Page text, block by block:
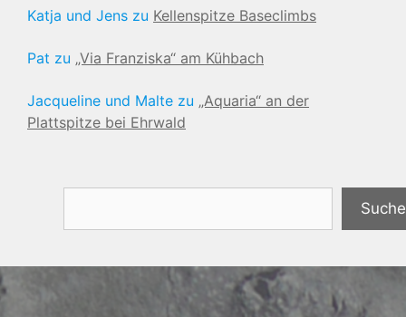
Katja und Jens zu Kellenspitze Baseclimbs
Pat zu „Via Franziska“ am Kühbach
Jacqueline und Malte zu „Aquaria“ an der
Plattspitze bei Ehrwald